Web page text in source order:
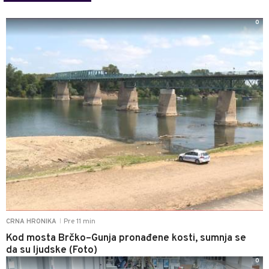
CRNA HRONIKA Pre 11 min
Kod mosta Brčko–Gunja pronađene kosti, sumnja se
da su ljudske (Foto)
0
0